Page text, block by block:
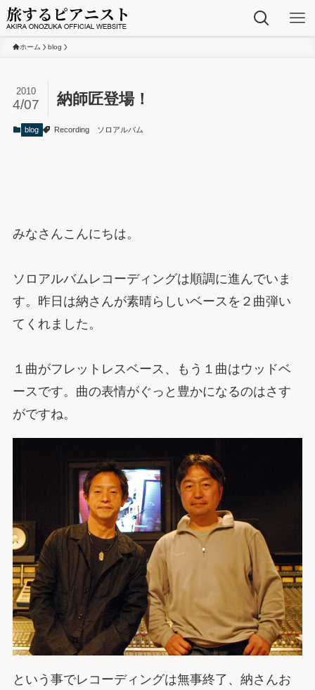
ホーム blog
納師匠登場！
2010
4/07
blog Recording ソロアルバム
みなさんこんにちは。
ソロアルバムレコーディングは順調に進んでいま
す。昨日は納さんが素晴らしいベースを２曲弾い
てくれました。
１曲がフレットレスベース、もう１曲はウッドベ
ースです。曲の表情がぐっと豊かになるのはさす
がですね。
という事でレコーディングは無事終了、納さんお